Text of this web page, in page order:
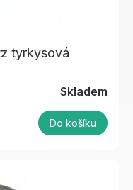
tyrkysová
Skladem
Do košíku